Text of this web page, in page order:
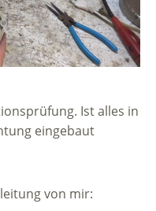
Ist alles in
eingebaut
von mir: